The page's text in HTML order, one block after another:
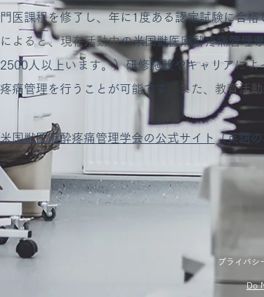
門医課程を修了し、年に1度ある認定試験に合
によると、現在活動中の米国獣医麻酔疼痛管理
2500 人以上います。）研修施設やキャリアによ
疼痛管理を行うことが可能です。
また、教育活
米国獣医麻酔疼痛管理学会の公式サイト （英語の
プライバシ
Do